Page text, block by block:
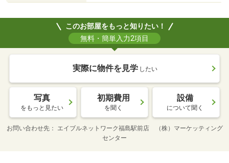
このお部屋をもっと知りたい！
無料・簡単入力2項目
実際に物件を見学 したい
写真
をもっと見たい
初期費用
を聞く
設備
について聞く
お問い合わせ先
エイブルネットワーク福島駅前店 （株）マーケッティング
センター